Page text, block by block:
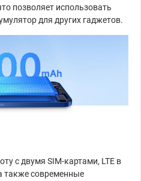
позволяет использовать
для других гаджетов.
с двумя SIM-картами, LTE в
также современные